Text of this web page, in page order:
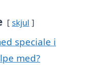
skjul
speciale i
med?